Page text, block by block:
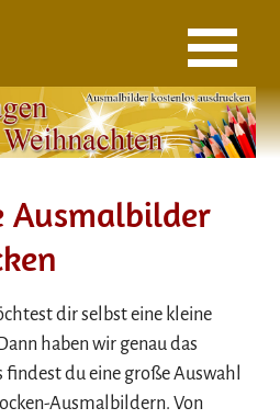
Ausmalbilder
dir selbst eine kleine
haben wir genau das
du eine große Auswahl
Ausmalbildern. Von